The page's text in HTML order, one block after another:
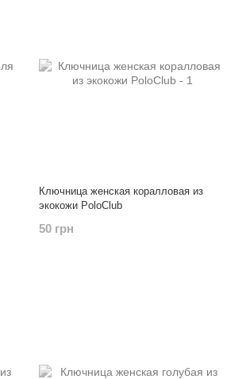
Ключница женская коралловая из
экокожи PoloClub
50 грн